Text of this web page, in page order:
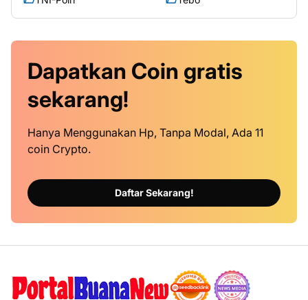
Dapatkan Coin gratis
sekarang!
Hanya Menggunakan Hp, Tanpa Modal, Ada 11
coin Crypto.
Daftar Sekarang!